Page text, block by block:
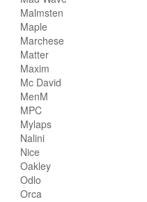
Malmsten
Maple
Marchese
Matter
Maxim
Mc David
MenM
MPC
Mylaps
Nalini
Nice
Oakley
Odlo
Orca